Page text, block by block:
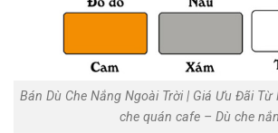
Bán Dù Che Nắng Ngoài Trời | Giá Ưu Đãi
che quán cafe – Dù che